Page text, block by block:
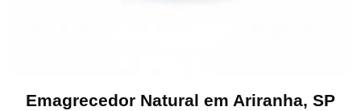
Emagrecedor Natural em Ariranha, SP